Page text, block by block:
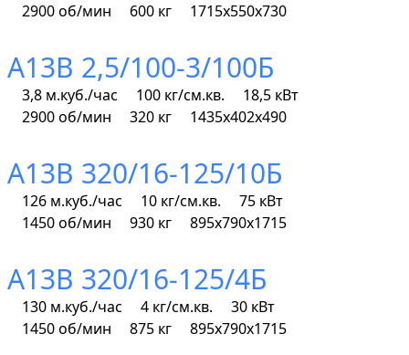
2900 об/мин
600 кг 1715х550х730
А13В 2,5/100-3/100Б
3,8 м.куб./час 100 кг/см.кв.
18,5 кВт
2900 об/мин
320 кг 1435х402х490
А13В 320/16-125/10Б
126 м.куб./час 10 кг/см.кв.
75 кВт
1450 об/мин
930 кг 895х790х1715
А13В 320/16-125/4Б
130 м.куб./час 4 кг/см.кв.
30 кВт
1450 об/мин
875 кг 895х790х1715